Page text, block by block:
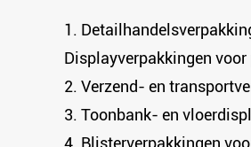
1.
Displayverpakkingen
2. Verzend- en
3. Toonbank- en
4. Blisterverpakkingen